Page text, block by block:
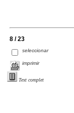
8 / 23
seleccionar
imprimir
Text complet